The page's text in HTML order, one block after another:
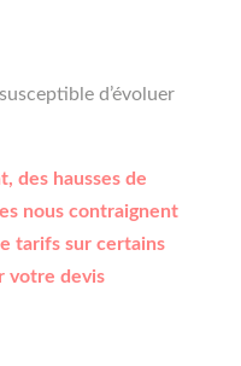
d’évoluer
des hausses de
nous contraignent
tarifs sur certains
votre devis